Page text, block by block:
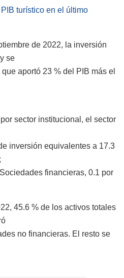
turístico en el último
de 2022, la inversión
se
aportó 23 % del PIB más el
sector institucional, el sector
inversión equivalentes a 17.3
financieras, 0.1 por
45.6 % de los activos totales
no financieras. El resto se